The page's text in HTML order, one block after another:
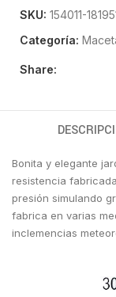
SKU: 154011-
Categoría:
Share:
Bonita y elegante
resistencia
presión simulando
fabrica en varias
inclemencias